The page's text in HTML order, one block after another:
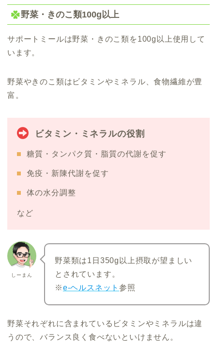
野菜・きのこ類100g以上
サポートミールは野菜・きのこ類を100g以上使用して
います。
野菜やきのこ類はビタミンやミネラル、食物繊維が豊
富。
ビタミン・ミネラルの役割
糖質・タンパク質・脂質の代謝を促す
免疫・新陳代謝を促す
体の水分調整
など
しーまん
野菜類は1日350g以上摂取が望ましい
とされています。
※e-ヘルスネット参照
野菜それぞれに含まれているビタミンやミネラルは違
うので、バランス良く食べないといけません。